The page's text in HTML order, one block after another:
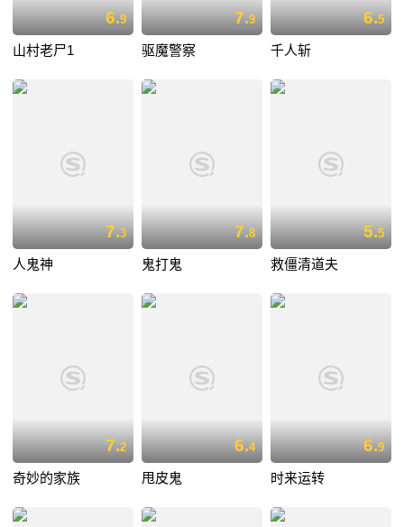
6.9
山村老尸1
7.9
驱魔警察
6.5
千人斩
7.3
人鬼神
7.8
鬼打鬼
5.5
救僵清道夫
7.2
奇妙的家族
6.4
甩皮鬼
6.9
时来运转